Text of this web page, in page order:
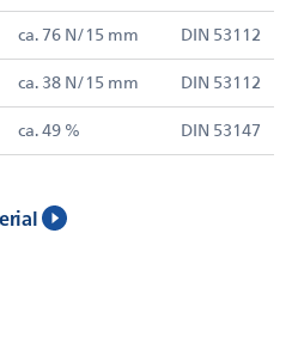
ca. 76 N/15 mm DIN 53112
ca. 38 N/15 mm DIN 53112
ca. 49 % DIN 53147